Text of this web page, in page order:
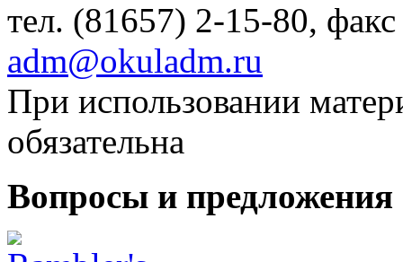
тел. (81657) 2-15-80,
adm@okuladm.ru
При использовании
обязательна
Вопросы и